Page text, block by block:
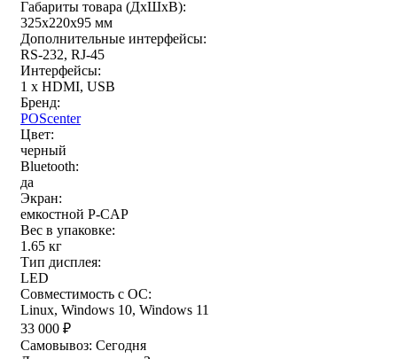
Габариты товара (ДxШxВ):
325х220х95 мм
Дополнительные интерфейсы:
RS-232, RJ-45
Интерфейсы:
1 x HDMI, USB
Бренд:
POScenter
Цвет:
черный
Bluetooth:
да
Экран:
емкостной P-CAP
Вес в упаковке:
1.65 кг
Тип дисплея:
LED
Совместимость с ОС:
Linux, Windows 10, Windows 11
33 000 ₽
Самовывоз: Сегодня